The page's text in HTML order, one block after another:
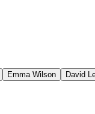
Emma Wilson David